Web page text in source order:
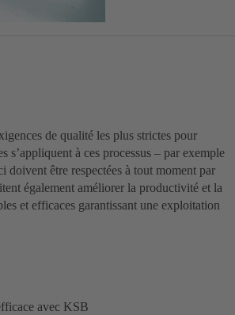
de qualité les plus strictes pour
s’appliquent à ces processus – par exemple
doivent être respectées à tout moment par
également améliorer la productivité et la
et efficaces garantissant une exploitation
avec KSB